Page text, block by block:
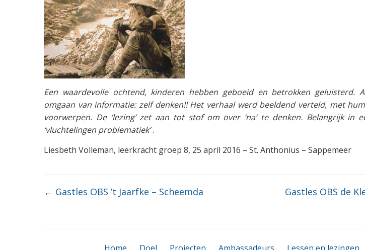
Een waardevolle ochtend, kinderen hebben geboeid en betrokken geluisterd.
omgaan van informatie: zelf denken!! Het verhaal werd beeldend verteld, met
voorwerpen. De ‘lezing’ zet aan tot stof om over ‘na’ te denken. Belangrijk in
‘vluchtelingen problematiek’.
Liesbeth Volleman, leerkracht groep 8, 25 april 2016 – St. Anthonius – Sappemeer
← Gastles OBS ’t Jaarfke – Scheemda Gastles OBS de